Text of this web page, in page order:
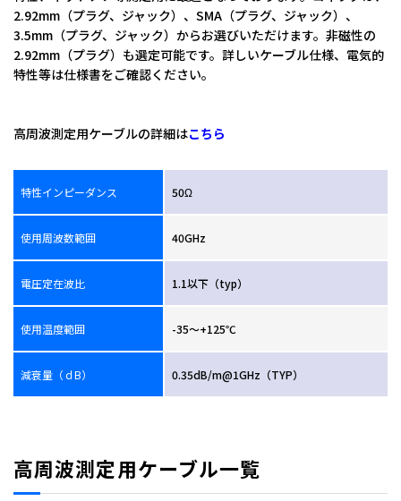
2.92mm（プラグ、ジャック）、SMA（プラグ、ジャック）、
3.5mm（プラグ、ジャック）からお選びいただけます。非磁性の
2.92mm（プラグ）も選定可能です。詳しいケーブル仕様、電気的
特性等は仕様書をご確認ください。
高周波測定用ケーブルの詳細はこちら
特性インピーダンス 50Ω
使用周波数範囲 40GHz
電圧定在波比 1.1以下（typ）
使用温度範囲 -35～+125℃
減衰量（ｄB） 0.35dB/m@1GHz（TYP）
高周波測定用ケーブル一覧